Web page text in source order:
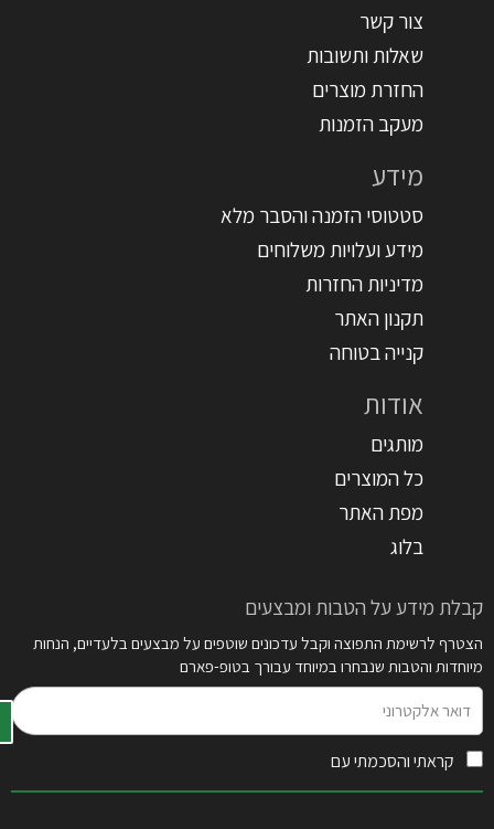
צור קשר
שאלות ותשובות
החזרת מוצרים
מעקב הזמנות
מידע
סטטוסי הזמנה והסבר מלא
מידע ועלויות משלוחים
מדיניות החזרות
תקנון האתר
קנייה בטוחה
אודות
מותגים
כל המוצרים
מפת האתר
בלוג
קבלת מידע על הטבות ומבצעים
הצטרף לרשימת התפוצה וקבל עדכונים שוטפים על מבצעים בלעדיים, הנחות
מיוחדות והטבות שנבחרו במיוחד עבורך בטופ-פארם
אלקטרוני
קראתי והסכמתי עם